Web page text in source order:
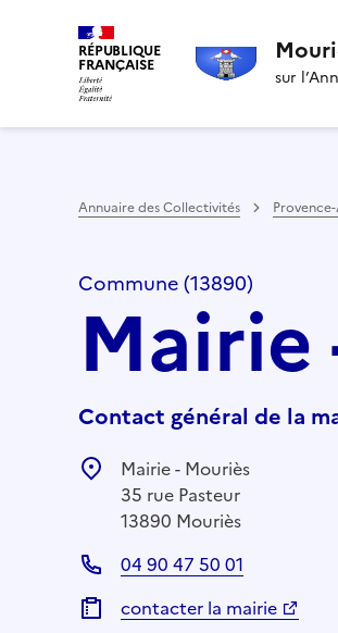
RÉPUBLIQUE
FRANÇAISE
sur
Annuaire des Collectivités
Commune (13890)
Mairie
Contact général de la
Mairie - Mouriès
35 rue Pasteur
13890 Mouriès
04 90 47 50 01
contacter la mairie